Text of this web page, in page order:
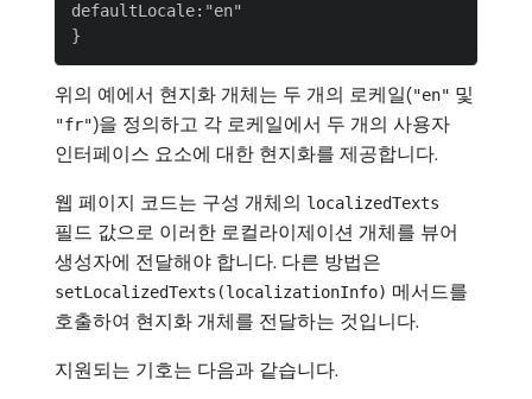
defaultLocale:"en"
위의 예에서 현지화 개체는 두 개의 로케일("en" 및
"fr")을 정의하고 각 로케일에서 두 개의 사용자
인터페이스 요소에 대한 현지화를 제공합니다.
웹 페이지 코드는 구성 개체의 localizedTexts
필드 값으로 이러한 로컬라이제이션 개체를 뷰어
생성자에 전달해야 합니다. 다른 방법은
setLocalizedTexts(localizationInfo) 메서드를
호출하여 현지화 개체를 전달하는 것입니다.
지원되는 기호는 다음과 같습니다.